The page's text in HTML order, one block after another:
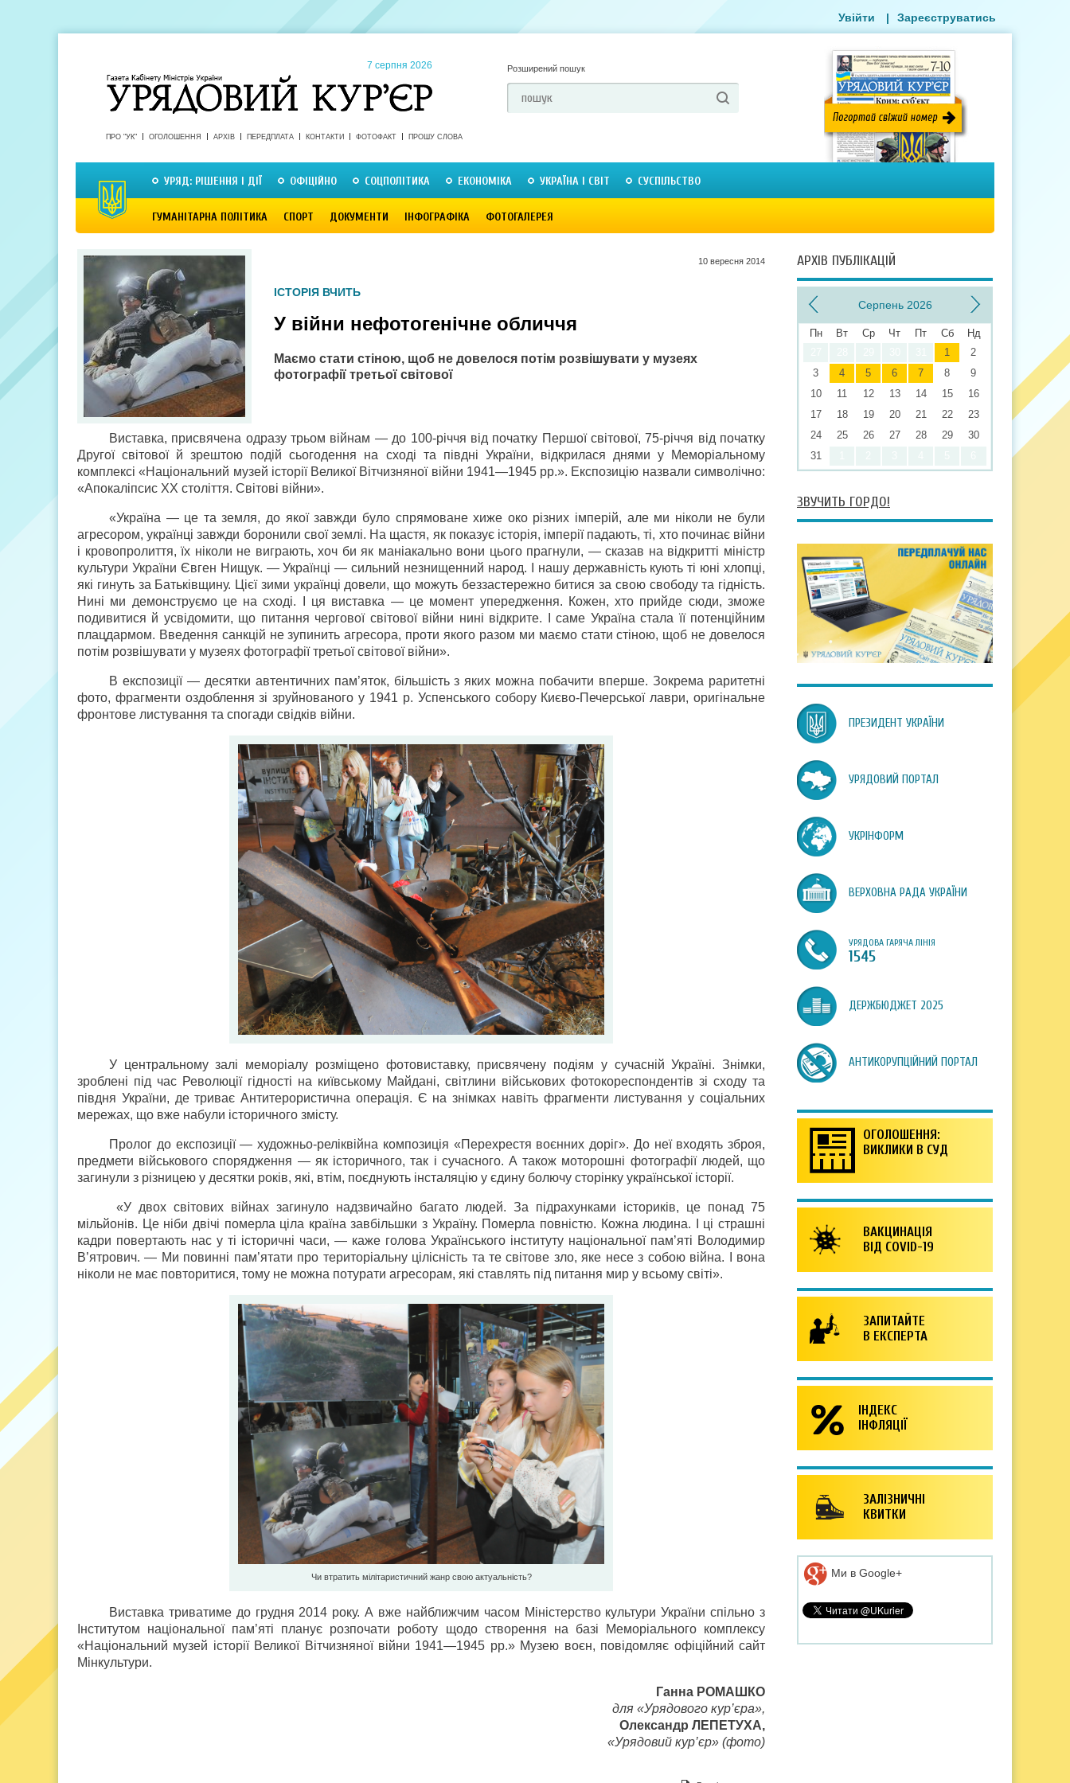
7 серпня 2026 Розширений пошук
ПРО "УК" ОГОЛОШЕННЯ АРХІВ ПЕРЕДПЛАТА КОНТАКТИ ФОТОФАКТ ПРОШУ СЛОВА
УРЯД: РІШЕННЯ І ДІЇ ОФІЦІЙНО СОЦПОЛІТИКА ЕКОНОМІКА УКРАЇНА І СВІТ СУСПІЛЬСТВО
ГУМАНІТАРНА ПОЛІТИКА СПОРТ ДОКУМЕНТИ ІНФОГРАФІКА ФОТОГАЛЕРЕЯ
Увійти | Зареєструватись
10 вересня 2014
ІСТОРІЯ ВЧИТЬ
У війни нефотогенічне обличчя
Маємо стати стіною, щоб не довелося потім розвішувати у музеях
фотографії третьої світової
Виставка, присвячена одразу трьом війнам — до 100-річчя від початку Першої світової, 75-річчя від початку
Другої світової й зрештою подій сьогодення на сході та півдні України, відкрилася днями у Меморіальному
комплексі «Національний музей історії Великої Вітчизняної війни 1941—1945 рр.». Експозицію назвали символічно:
«Апокаліпсис ХХ століття. Світові війни».
«Україна — це та земля, до якої завжди було спрямоване хиже око різних імперій, але ми ніколи не були
агресором, українці завжди боронили свої землі. На щастя, як показує історія, імперії падають, ті, хто починає війни
і кровопролиття, їх ніколи не виграють, хоч би як маніакально вони цього прагнули, — сказав на відкритті міністр
культури України Євген Нищук. — Українці — сильний незнищенний народ. І нашу державність кують ті юні хлопці,
які гинуть за Батьківщину. Цієї зими українці довели, що можуть беззастережно битися за свою свободу та гідність.
Нині ми демонструємо це на сході. І ця виставка — це момент упередження. Кожен, хто прийде сюди, зможе
подивитися й усвідомити, що питання чергової світової війни нині відкрите. І саме Україна стала її потенційним
плацдармом. Введення санкцій не зупинить агресора, проти якого разом ми маємо стати стіною, щоб не довелося
потім розвішувати у музеях фотографії третьої світової війни».
В експозиції — десятки автентичних пам’яток, більшість з яких можна побачити вперше. Зокрема раритетні
фото, фрагменти оздоблення зі зруйнованого у 1941 р. Успенського собору Києво-Печерської лаври, оригінальне
фронтове листування та спогади свідків війни.
У центральному залі меморіалу розміщено фотовиставку, присвячену подіям у сучасній Україні. Знімки,
зроблені під час Революції гідності на київському Майдані, світлини військових фотокореспондентів зі сходу та
півдня України, де триває Антитерористична операція. Є на знімках навіть фрагменти листування у соціальних
мережах, що вже набули історичного змісту.
Пролог до експозиції — художньо-реліквійна композиція «Перехрестя воєнних доріг». До неї входять зброя,
предмети військового спорядження — як історичного, так і сучасного. А також моторошні фотографії людей, що
загинули з різницею у десятки років, які, втім, поєднують інсталяцію у єдину болючу сторінку української історії.
«У двох світових війнах загинуло надзвичайно багато людей. За підрахунками істориків, це понад 75
мільйонів. Це ніби двічі померла ціла країна завбільшки з Україну. Померла повністю. Кожна людина. І ці страшні
кадри повертають нас у ті історичні часи, — каже голова Українського інституту національної пам’яті Володимир
В’ятрович. — Ми повинні пам’ятати про територіальну цілісність та те світове зло, яке несе з собою війна. І вона
ніколи не має повторитися, тому не можна потурати агресорам, які ставлять під питання мир у всьому світі».
Чи втратить мілітаристичний жанр свою актуальність?
Виставка триватиме до грудня 2014 року. А вже найближчим часом Міністерство культури України спільно з
Інститутом національної пам’яті планує розпочати роботу щодо створення на базі Меморіального комплексу
«Національний музей історії Великої Вітчизняної війни 1941—1945 рр.» Музею воєн, повідомляє офіційний сайт
Мінкультури.
Ганна РОМАШКО
для «Урядового кур’єра»,
Олександр ЛЕПЕТУХА,
«Урядовий кур’єр» (фото)
АРХІВ ПУБЛІКАЦІЙ
Серпень 2026
Пн Вт Ср Чт Пт Сб
Нд
1
2
3
4 5 6 7 8
9
10
11 12 13 14 15
16
17
18 19 20 21 22
23
24
25 26 27 28 29
30
31
ЗВУЧИТЬ ГОРДО!
ПРЕЗИДЕНТ УКРАЇНИ
УРЯДОВИЙ ПОРТАЛ
УКРІНФОРМ
ВЕРХОВНА РАДА УКРАЇНИ
УРЯДОВА ГАРЯЧА ЛІНІЯ
1545
ДЕРЖБЮДЖЕТ 2025
АНТИКОРУПЦІЙНИЙ ПОРТАЛ
ОГОЛОШЕННЯ:
ВИКЛИКИ В СУД
ВАКЦИНАЦІЯ
ВІД COVID-19
ЗАПИТАЙТЕ
В ЕКСПЕРТА
ІНДЕКС
ІНФЛЯЦІЇ
ЗАЛІЗНИЧНІ
КВИТКИ
Ми в Google+